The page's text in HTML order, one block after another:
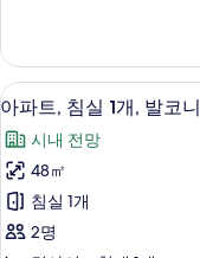
모
두
보
기
실
개
자
세
히
보
기
아
파
트,
침
실
1
7
아파트, 침실 1개, 발코니
시내 전망
48㎡
침실 1개
2명